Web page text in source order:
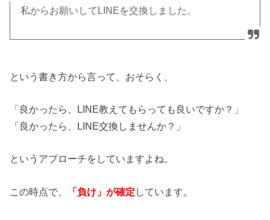
私からお願いしてLINEを交換しました。
という書き方から言って、おそらく、
「良かったら、LINE教えてもらっても良いですか？」
「良かったら、LINE交換しませんか？」
というアプローチをしていますよね。
この時点で、 「負け」が確定 しています。